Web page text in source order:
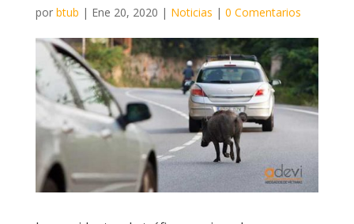
por btub | Ene 20, 2020 | Noticias | 0 Comentarios